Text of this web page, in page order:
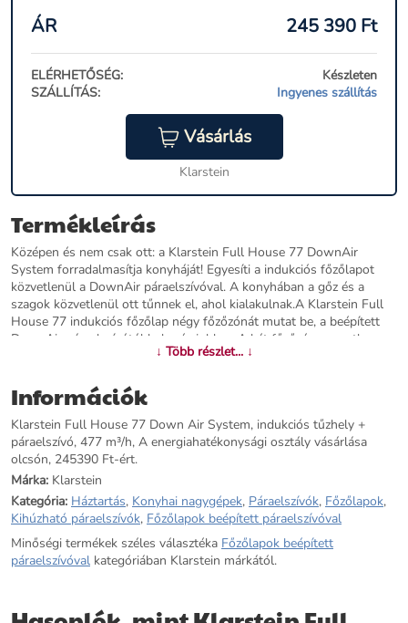
ÁR 245 390 Ft
ELÉRHETŐSÉG:
Készleten
SZÁLLÍTÁS:
Ingyenes szállítás
Vásárlás
Klarstein
Termékleírás
Középen és nem csak ott: a Klarstein Full House 77 DownAir
System forradalmasítja konyháját! Egyesíti a indukciós főzőlapot
közvetlenül a DownAir páraelszívóval. A konyhában a gőz és a
szagok közvetlenül ott tűnnek el, ahol kialakulnak.A Klarstein Full
House 77 indukciós főzőlap négy főzőzónát mutat be, a beépített
DownAir páraelszívótól balra és jobbra. A két főzőzóna egyetlen
flexi zónává kombinálható, amely a nagy edények és serpenyők
fokozatban állítható, és rendelkezik a ThermoBoost funkcióval,
amely a nagyon gyors főzés érdekében növeli a teljesítményt. Az
edény felismerése, a Stop and Go funkció a ThermalRecall
funkcióval, a maradékhő felismerése, a gyerekzár és a hőmérséklet-
tartó funkció tökéletesen kiegészíti a főzőlap használati
lehetőségeit.A 477 m³/h teljesítményű DownAir páraelszívó
közvetlenül a főzőlapba van beépítve, és közvetlenül lefelé szívja el
a gőzt és a konyhai füstöt. Nincs külön páraelszívó, amely
akadályozná az edényekhez való hozzáférést, így a rendszer
különösen konyhaszigetekhez ideális. Mind a főzőlap, mind a
páraelszívó a SenseControl érintőképernyős kezelőpanel
gomb sem zavarja.Élvezze a konyhát!Figyelmeztetés: Javasoljuk,
↓ Több részlet... ↓
Információk
Klarstein Full House 77 Down Air System, indukciós tűzhely +
páraelszívó, 477 m³/h, A energiahatékonysági osztály vásárlása
olcsón, 245390 Ft-ért.
Márka: Klarstein
Kategória: Háztartás, Konyhai nagygépek, Páraelszívók, Főzőlapok,
Kihúzható páraelszívók, Főzőlapok beépített páraelszívóval
Minőségi termékek széles választéka Főzőlapok beépített
páraelszívóval kategóriában Klarstein márkától.